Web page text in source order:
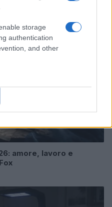
storage
authentication
and other
amore, lavoro e